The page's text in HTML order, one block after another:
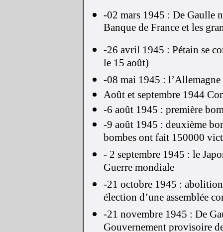
-02 mars 1945 : De Gaulle
Banque de France et les
-26 avril 1945 : Pétain se
le 15 août)
-08 mai 1945 :
Août et septembre 1944
-6 août 1945 : première
-9 août 1945 : deuxième
bombes ont fait 150000
- 2 septembre 1945 : le
Guerre mondiale
-21 octobre 1945 :
élection d’une assemblée
-21 novembre 1945 : De
Gouvernement provisoire